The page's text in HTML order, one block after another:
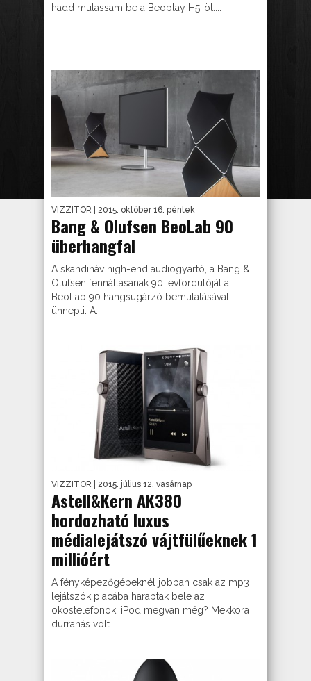
hadd mutassam be a Beoplay H5-öt....
VIZZITOR | 2015. október 16. péntek
Bang & Olufsen BeoLab 90
überhangfal
A skandináv high-end audiogyártó, a Bang &
Olufsen fennállásának 90. évfordulóját a
BeoLab 90 hangsugárzó bemutatásával
ünnepli. A...
VIZZITOR | 2015. július 12. vasárnap
Astell&Kern AK380
hordozható luxus
médialejátszó vájtfülűeknek 1
millióért
A fényképezőgépeknél jobban csak az mp3
lejátszók piacába haraptak bele az
okostelefonok. iPod megvan még? Mekkora
durranás volt...